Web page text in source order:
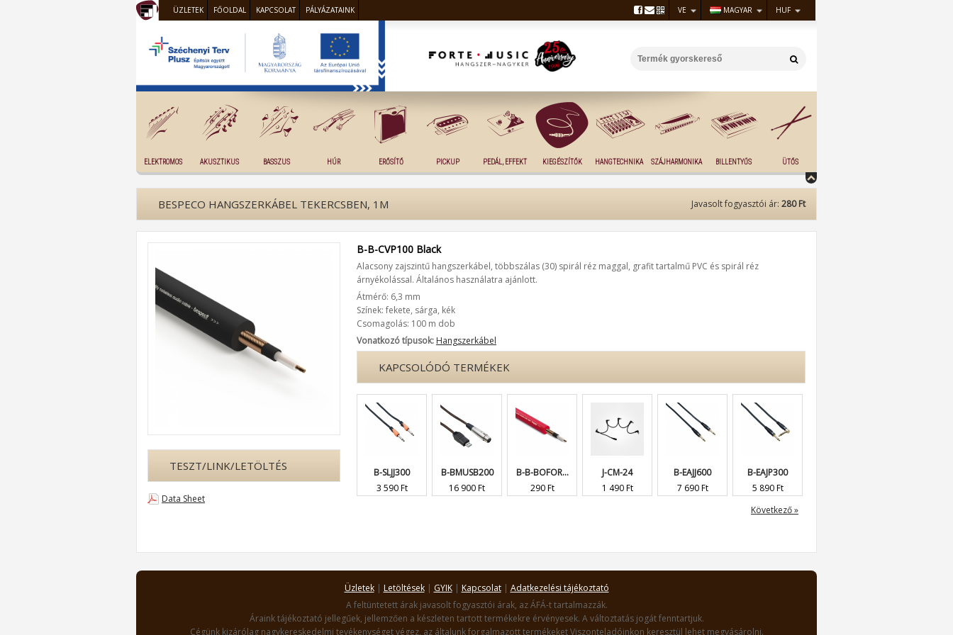
ÜZLETEK FŐOLDAL KAPCSOLAT PÁLYÁZATAINK VE MAGYAR HUF
ELEKTROMOS AKUSZTIKUS BASSZUS HÚR ERŐSÍTŐ PICKUP PEDÁL, EFFEKT KIEGÉSZÍTŐK HANGTECHNIKA SZÁJHARMONIKA BILLENTYŰS ÜTŐS
Javasolt fogyasztói ár: 280 Ft
BESPECO HANGSZERKÁBEL TEKERCSBEN, 1M
TESZT/LINK/LETÖLTÉS
Data Sheet
B-B-CVP100 Black
Alacsony zajszintű hangszerkábel, többszálas (30) spirál réz maggal, grafit tartalmű PVC és spirál réz
árnyékolással. Általános használatra ajánlott.
Átmérő: 6,3 mm
Színek: fekete, sárga, kék
Csomagolás: 100 m dob
Vonatkozó típusok: Hangszerkábel
KAPCSOLÓDÓ TERMÉKEK
B-SLJJ300
3 590 Ft
B-BMUSB200
16 900 Ft
B-B-BOFOR...
290 Ft
J-CM-24
1 490 Ft
B-EAJJ600
7 690 Ft
B-EAJP300
5 890 Ft
Következő »
Üzletek| Letöltések| GYIK| Kapcsolat| Adatkezelési tájékoztató
A feltüntetett árak javasolt fogyasztói árak, az ÁFÁ-t tartalmazzák.
Áraink tájékoztató jellegűek, jellemzően a készleten tartott termékekre érvényesek. A változtatás jogát fenntartjuk.
Cégünk kizárólag nagykereskedelmi tevékenységet végez, az általunk forgalmazott termékeket Viszonteladóinkon keresztül lehet megvásárolni.